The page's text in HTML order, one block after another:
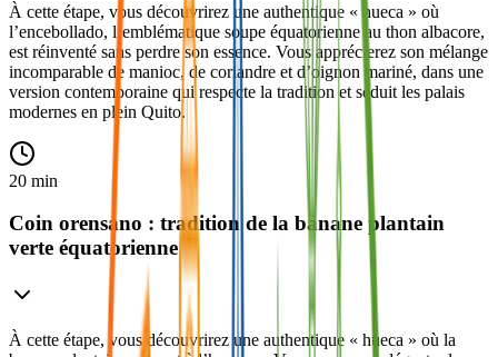
À cette étape, vous découvrirez une authentique « hueca » où
l’encebollado, l’emblématique soupe équatorienne au thon albacore,
est réinventé sans perdre son essence. Vous apprécierez son mélange
incomparable de manioc, de coriandre et d’oignon mariné, dans une
version contemporaine qui respecte la tradition et séduit les palais
modernes en plein Quito.
20 min
Coin orensano : tradition de la banane plantain
verte équatorienne
À cette étape, vous découvrirez une authentique « hueca » où la